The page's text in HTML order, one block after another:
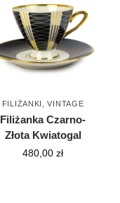
FILIŻANKI ,VINTAGE
Filiżanka Czarno-
Złota Kwiatogal
480,00zł